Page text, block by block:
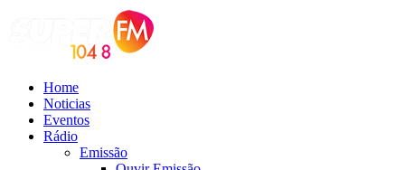
Home
Noticias
Eventos
Rádio
Emissão